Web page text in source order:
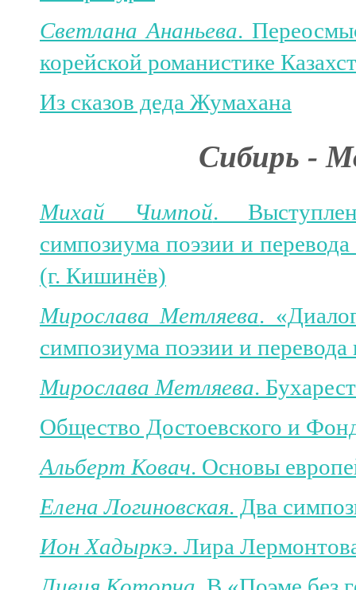
Светлана Ананьева.
корейской романистике
Из сказов деда Жумахана
Сибирь -
Михай Чимпой.
симпозиума поэзии и
(г. Кишинёв)
Мирослава Метляева.
симпозиума поэзии и
Мирослава Метляева.
Общество Достоевского и
Альберт Ковач. Основы
Елена Логиновская. Два
Ион Хадыркэ. Лира